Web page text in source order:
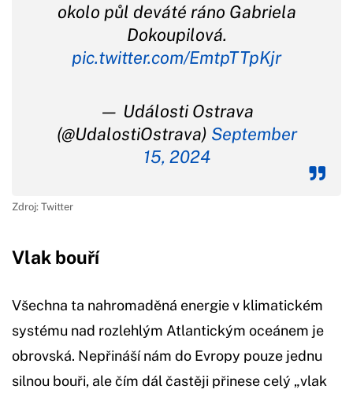
okolo půl deváté ráno Gabriela
Dokoupilová.
pic.twitter.com/EmtpTTpKjr
— Události Ostrava
(@UdalostiOstrava) September
15, 2024
Zdroj: Twitter
Vlak bouří
Všechna ta nahromaděná energie v klimatickém
systému nad rozlehlým Atlantickým oceánem je
obrovská. Nepřináší nám do Evropy pouze jednu
silnou bouři, ale čím dál častěji přinese celý „vlak